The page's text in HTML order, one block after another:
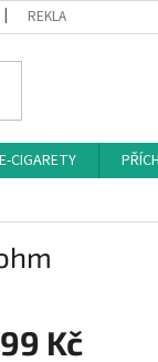
REKLAMAČNÍ ŘÁD
CIGARETY
99 Kč